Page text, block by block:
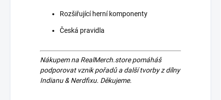
Rozšiřující herní komponenty
Česká pravidla
Nákupem na RealMerch.store pomáháš
podporovat vznik pořadů a další tvorby z dílny
Indianu & Nerdfixu. Děkujeme.